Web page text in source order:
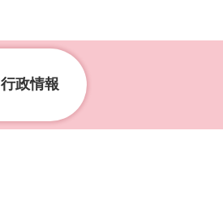
行政情報